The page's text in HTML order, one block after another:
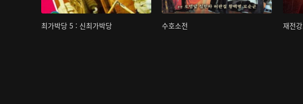
최가박당 5 : 신최가박당 수호소전 재전